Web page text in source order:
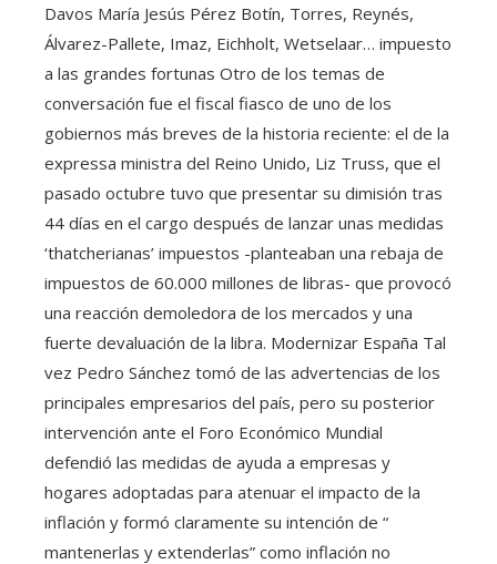
Davos María Jesús Pérez Botín, Torres, Reynés,
Álvarez-Pallete, Imaz, Eichholt, Wetselaar… impuesto
a las grandes fortunas Otro de los temas de
conversación fue el fiscal fiasco de uno de los
gobiernos más breves de la historia reciente: el de la
expressa ministra del Reino Unido, Liz Truss, que el
pasado octubre tuvo que presentar su dimisión tras
44 días en el cargo después de lanzar unas medidas
‘thatcherianas’ impuestos -planteaban una rebaja de
impuestos de 60.000 millones de libras- que provocó
una reacción demoledora de los mercados y una
fuerte devaluación de la libra. Modernizar España Tal
vez Pedro Sánchez tomó de las advertencias de los
principales empresarios del país, pero su posterior
intervención ante el Foro Económico Mundial
defendió las medidas de ayuda a empresas y
hogares adoptadas para atenuar el impacto de la
inflación y formó claramente su intención de “
mantenerlas y extenderlas” como inflación no